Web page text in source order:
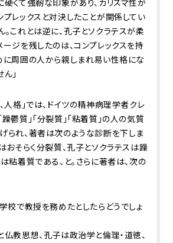
硬くて強靭な印象があり、カリスマ性が
プレックスと対決したことが関係してい
これとは逆に、孔子とソクラテスが柔
ジを残したのは、コンプレックスを持
に周囲の人から親しまれ易い性格にな
」
人格」では、ドイツの精神病理学者クレ
鬱質」「分裂質」「粘着質」の人の気質
られ、著者は次のような診断を下しま
おそらく分裂質、孔子とソクラテスは躁
粘着質である、と。さらに著者は、次の
校で教授を務めたとしたらどうでしょ
教思想、孔子は政治学と倫理・道徳、